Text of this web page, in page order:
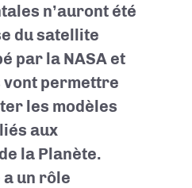
n’auront été
du satellite
par la NASA et
vont permettre
les modèles
aux
la Planète.
un rôle